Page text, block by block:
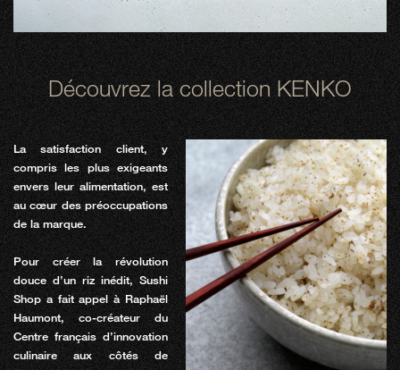
Découvrez la collection KENKO
La satisfaction client, y
compris les plus exigeants
envers leur alimentation, est
au cœur des préoccupations
de la marque.
Pour créer la révolution
douce d’un riz inédit, Sushi
Shop a fait appel à Raphaël
Haumont, co-créateur du
Centre français d’innovation
culinaire aux côtés de